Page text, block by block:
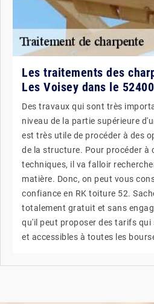
Les traitements des
Les Voisey dans le
Des travaux qui sont très
niveau de la partie supérieure
est très utile de procéder à des
de la structure. Pour procéder à
techniques, il va falloir
matière. Donc, on peut vous
confiance en RK toiture 52.
totalement gratuit et sans
qu'il peut proposer des tarifs
et accessibles à toutes les